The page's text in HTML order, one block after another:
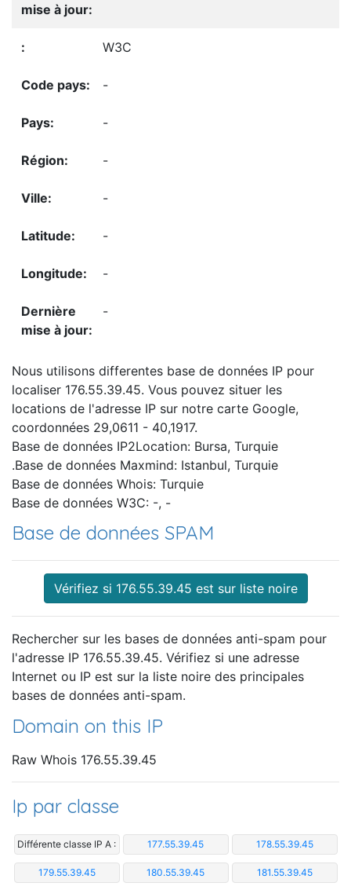
W3C
-
-
-
-
-
-
-
Nous utilisons differentes base de données IP pour
localiser 176.55.39.45. Vous pouvez situer les
locations de l'adresse IP sur notre carte Google,
coordonnées 29,0611 - 40,1917.
Base de données IP2Location: Bursa, Turquie
.Base de données Maxmind: Istanbul, Turquie
Base de données Whois: Turquie
Base de données W3C: -, -
Base de données SPAM
Vérifiez si 176.55.39.45 est sur liste noire
Rechercher sur les bases de données anti-spam pour
l'adresse IP 176.55.39.45. Vérifiez si une adresse
Internet ou IP est sur la liste noire des principales
bases de données anti-spam.
Domain on this IP
Raw Whois 176.55.39.45
Ip par classe
Différente classe IP A : 177.55.39.45 178.55.39.45
179.55.39.45 180.55.39.45 181.55.39.45